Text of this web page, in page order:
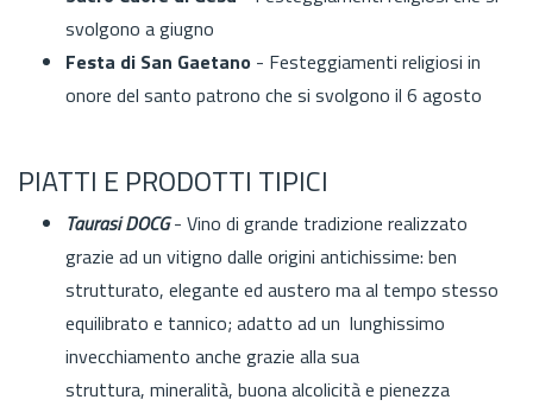
svolgono a giugno
Festa di San Gaetano - Festeggiamenti religiosi in
onore del santo patrono che si svolgono il 6 agosto
PIATTI E PRODOTTI TIPICI
Taurasi DOCG- Vino di grande tradizione realizzato
grazie ad un vitigno dalle origini antichissime: ben
strutturato, elegante ed austero ma al tempo stesso
equilibrato e tannico; adatto ad un lunghissimo
invecchiamento anche grazie alla sua
struttura, mineralità, buona alcolicità e pienezza